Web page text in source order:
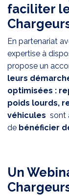
faciliter
En partenariat
expertise à
propose un
leurs
optimisées :
poids lourds,
véhicules sont
de bénéficier
Un